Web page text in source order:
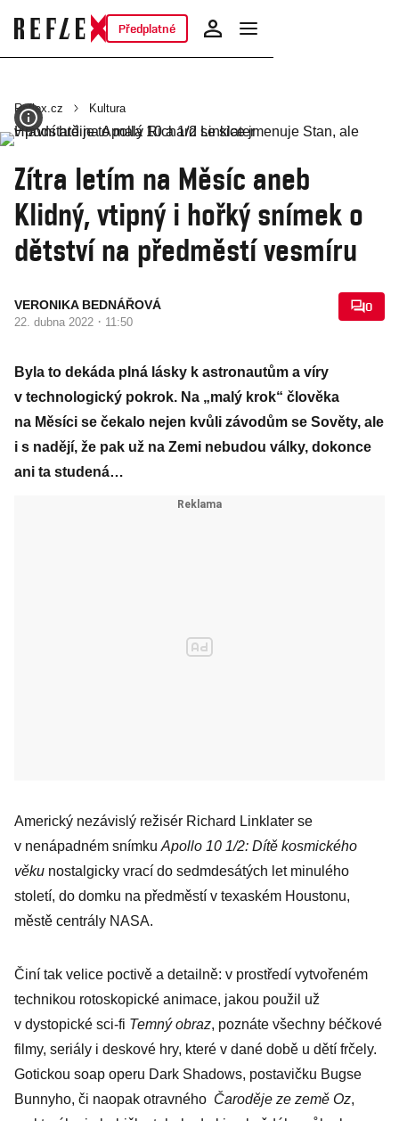
Předplatné
Reflex.cz Kultura
Zítra letím na Měsíc aneb
Klidný, vtipný i hořký snímek o
dětství na předměstí vesmíru
VERONIKA BEDNÁŘOVÁ
22. dubna 2022 · 11:50
0
Byla to dekáda plná lásky k astronautům a víry
v technologický pokrok. Na „malý krok“ člověka
na Měsíci se čekalo nejen kvůli závodům se Sověty, ale
i s nadějí, že pak už na Zemi nebudou války, dokonce
ani ta studená…
Americký nezávislý režisér ­Richard Linklater se
v nenápadném snímku Apollo 10 1/2: Dítě kosmického
věku nostalgicky vrací do ­sedmdesátých let minulého
století, do domku na předměstí v ­texaském Houstonu,
městě centrály NASA.
Činí tak velice poctivě a detailně: v prostředí vytvořeném
technikou rotoskopické animace, jakou použil už
v dystopické sci-fi Temný obraz, poznáte všechny béčkové
filmy, seriály i deskové hry, které v dané době u dětí frčely.
Gotickou soap operu Dark Shadows, postavičku Bugse
Bunnyho, či naopak otravného Čaroděje ze země Oz,